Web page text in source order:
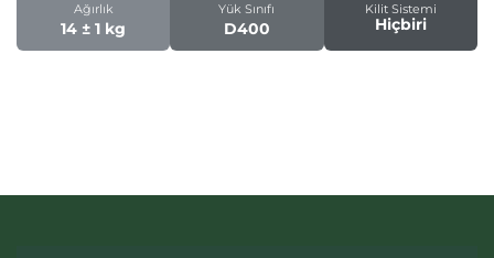
Ağırlık
14 ± 1 kg
Yük Sınıfı
D400
Kilit Sistemi
Hiçbiri